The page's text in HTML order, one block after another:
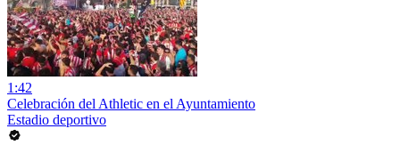
1:42
Celebración del Athletic en el Ayuntamiento
Estadio deportivo